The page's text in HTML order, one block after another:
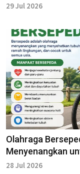
29 Jul 2026
Olahraga
Menyenangkan
28 Jul 2026